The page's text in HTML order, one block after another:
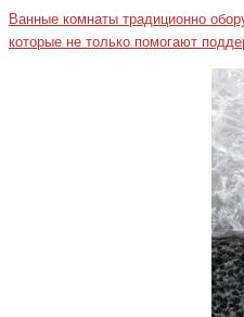
Ванные комнаты традиционно
которые не только помогают